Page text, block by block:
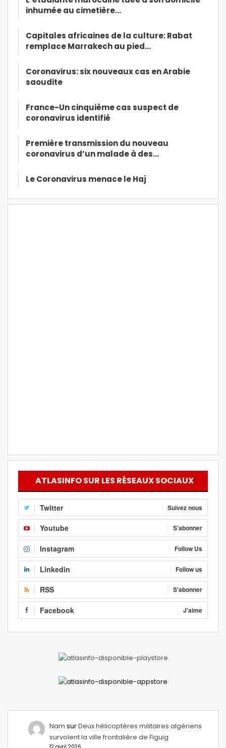
inhumée au cimetière…
Capitales africaines de la culture: Rabat
remplace Marrakech au pied…
Coronavirus: six nouveaux cas en Arabie
saoudite
France-Un cinquième cas suspect de
coronavirus identifié
Première transmission du nouveau
coronavirus d’un malade à des…
Le Coronavirus menace le Haj
ATLASINFO SUR LES RÉSEAUX SOCIAUX
Twitter Suivez nous
Youtube S'abonner
Instagram Follow Us
Linkedin Follow us
RSS S'abonner
Facebook J'aime
Nam surDeux hélicoptères militaires algériens
survolent la ville frontalière de Figuig